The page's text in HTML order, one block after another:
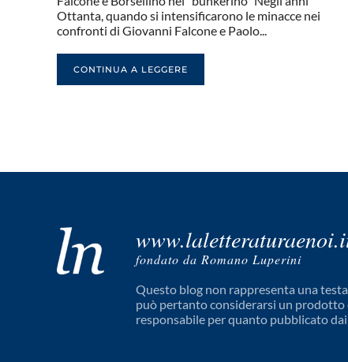
Ottanta, quando si intensificarono le minacce nei
confronti di Giovanni Falcone e Paolo...
CONTINUA A LEGGERE
fondato da Romano Luperini
Questo blog non rappresenta una
può pertanto considerarsi un prodotto
responsabile per quanto pubblicato